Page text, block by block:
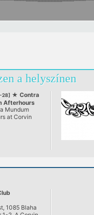
a helyszínen
28] ★ Contra
Afterhours
Club ★
Mundum
at Corvin
1085 Blaha